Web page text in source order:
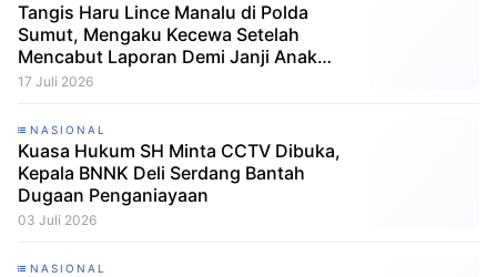
Tangis Haru Lince Manalu di Polda
Sumut, Mengaku Kecewa Setelah
Mencabut Laporan Demi Janji Anak
Dibebaskan
17 Juli 2026
NASIONAL
Kuasa Hukum SH Minta CCTV Dibuka,
Kepala BNNK Deli Serdang Bantah
Dugaan Penganiayaan
03 Juli 2026
NASIONAL